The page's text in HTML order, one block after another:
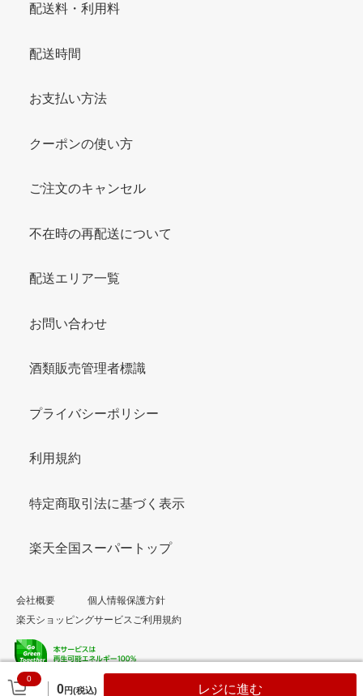
0
0円(税込) レジに進む
配送料・利用料
配送時間
お支払い方法
クーポンの使い方
ご注文のキャンセル
不在時の再配送について
配送エリア一覧
お問い合わせ
酒類販売管理者標識
プライバシーポリシー
利用規約
特定商取引法に基づく表示
楽天全国スーパートップ
会社概要
個人情報保護方針
楽天ショッピングサービスご利用規約
© Rakuten Group, Inc.